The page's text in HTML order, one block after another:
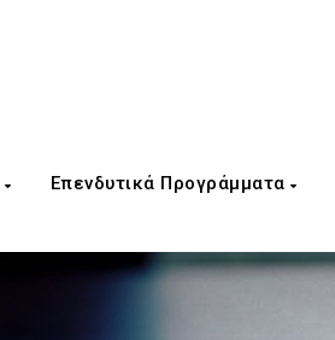
Επενδυτικά Προγράμματα